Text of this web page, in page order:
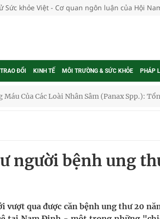
Sức khỏe Việt - Cơ quan ngôn luận của Hội
ĐỔI KINH TẾ MÔI TRƯỜNG & SỨC KHỎE PHÁP
Của Các Loài Nhân Sâm (Panax Spp.): Tổng
quốc
lực cho môi trường và cộng đồng
bảo hiểm y tế nếu không đăng ký khám theo
người bệnh ung
vượt qua được căn bệnh ung thư 20